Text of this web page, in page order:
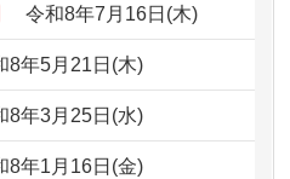
人形たちの供養をしてい
てきた雛人形です、供養
すが、きちんと供養して
令和8年7月16日(木)
8年5月21日(木)
8年3月25日(水)
8年1月16日(金)